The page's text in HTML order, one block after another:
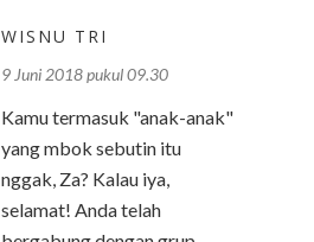
WISNU TRI
9 Juni 2018 pukul 09.30
Kamu termasuk "anak-anak"
yang mbok sebutin itu
nggak, Za? Kalau iya,
selamat! Anda telah